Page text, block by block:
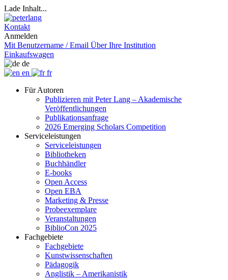
Lade Inhalt...
Kontakt
Anmelden
Mit Benutzername / Email Über Ihre Institution
Einkaufswagen
de
en
fr
Für Autoren
Publizieren mit Peter Lang – Akademische
Veröffentlichungen
Publikationsanfrage
2026 Emerging Scholars Competition
Serviceleistungen
Serviceleistungen
Bibliotheken
Buchhändler
E-books
Open Access
Open EBA
Marketing & Presse
Probeexemplare
Veranstaltungen
BiblioCon 2025
Fachgebiete
Fachgebiete
Kunstwissenschaften
Pädagogik
Anglistik – Amerikanistik